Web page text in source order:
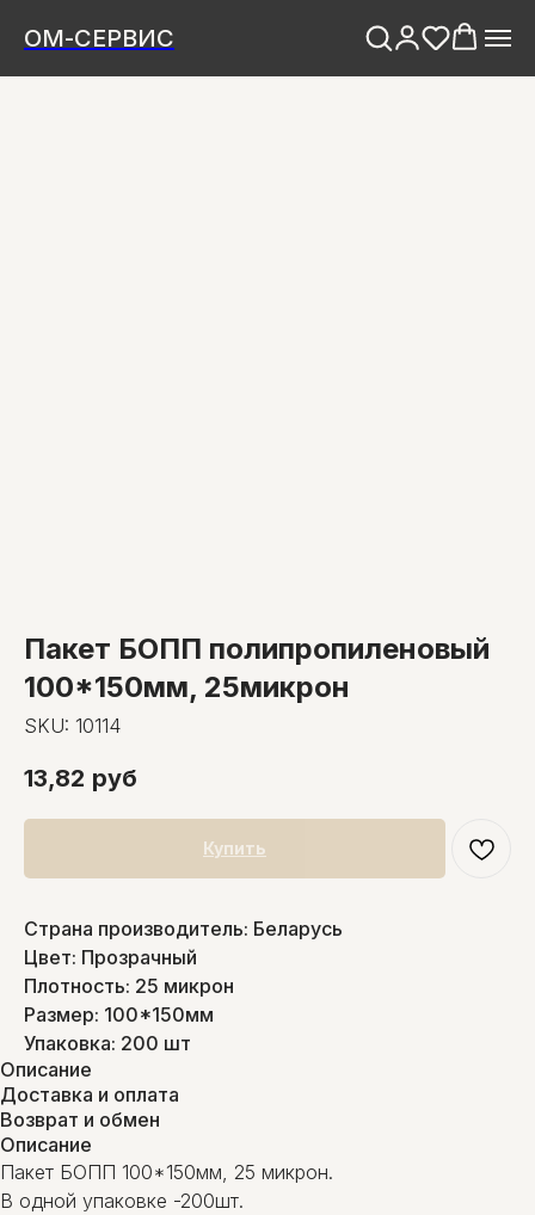
ОМ-СЕРВИС
Пакет БОПП полипропиленовый
100*150мм, 25микрон
SKU: 10114
13,82 руб
Купить
Страна производитель: Беларусь
Цвет: Прозрачный
Плотность: 25 микрон
Размер: 100*150мм
Упаковка: 200 шт
Описание
Доставка и оплата
Возврат и обмен
Описание
Пакет БОПП 100*150мм, 25 микрон.
В одной упаковке -200шт.